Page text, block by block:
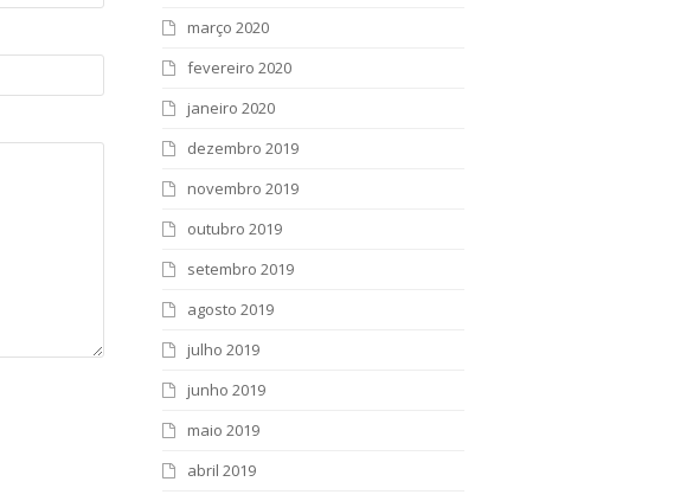
março 2020
fevereiro 2020
janeiro 2020
dezembro 2019
novembro 2019
outubro 2019
setembro 2019
agosto 2019
julho 2019
junho 2019
maio 2019
abril 2019